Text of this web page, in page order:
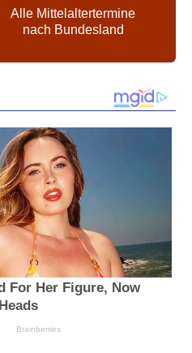
Alle Mittelaltertermine
nach Bundesland